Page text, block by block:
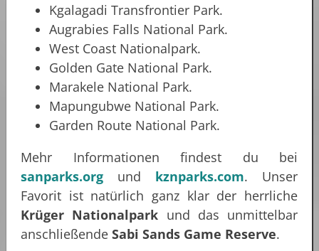
Kgalagadi Transfrontier Park.
Augrabies Falls National Park.
West Coast Nationalpark.
Golden Gate National Park.
Marakele National Park.
Mapungubwe National Park.
Garden Route National Park.
Mehr Informationen findest du bei
sanparks.org und kznparks.com. Unser
Favorit ist natürlich ganz klar der herrliche
Krüger Nationalpark und das unmittelbar
anschließende Sabi Sands Game Reserve.